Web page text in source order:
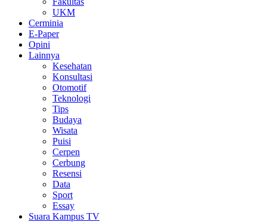
UKM
Cerminia
E-Paper
Opini
Lainnya
Kesehatan
Konsultasi
Otomotif
Teknologi
Tips
Budaya
Wisata
Puisi
Cerpen
Cerbung
Resensi
Data
Sport
Essay
Suara Kampus TV